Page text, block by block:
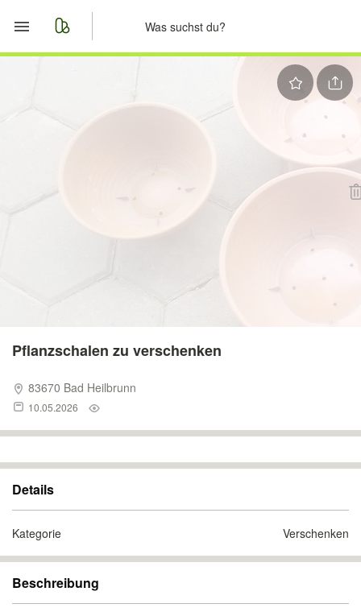
Merkliste
Pflanzschalen zu verschenken
83670 Bad Heilbrunn
10.05.2026
Details
Kategorie Verschenken
Beschreibung